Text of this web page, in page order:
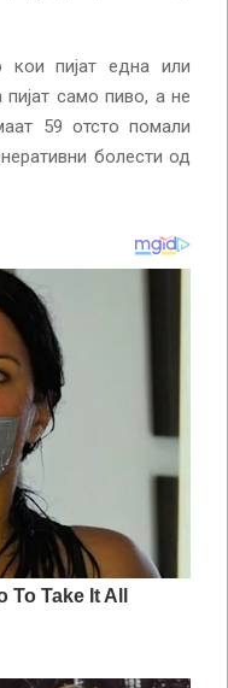
кои пијат една или
само пиво, а не
59 отсто помали
болести од